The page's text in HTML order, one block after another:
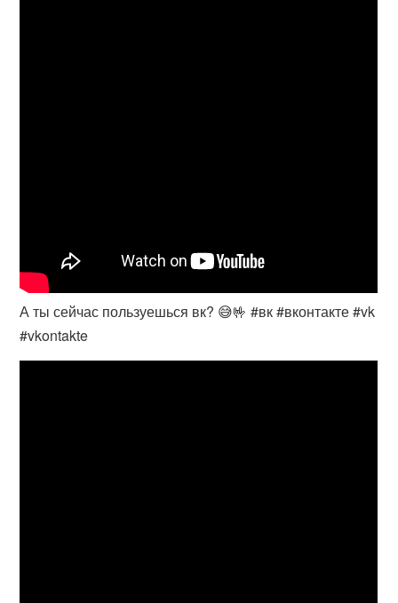
А ты сейчас пользуешься вк? 😅🤟 #вк #вконтакте #vk
#vkontakte